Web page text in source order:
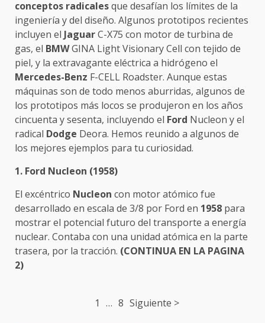
conceptos radicalesque desafían los límites de la
ingeniería y del diseño. Algunos prototipos recientes
incluyen el JaguarC-X75 con motor de turbina de
gas, el BMWGINA Light Visionary Cell con tejido de
piel, y la extravagante eléctrica a hidrógeno el
Mercedes-Benz F-CELL Roadster. Aunque estas
máquinas son de todo menos aburridas, algunos de
los prototipos más locos se produjeron en los años
cincuenta y sesenta, incluyendo el Ford Nucleon y el
radical Dodge Deora. Hemos reunido a algunos de
los mejores ejemplos para tu curiosidad.
1. Ford Nucleon (1958)
El excéntrico Nucleon con motor atómico fue
desarrollado en escala de 3/8 por Ford en 1958 para
mostrar el potencial futuro del transporte a energía
nuclear. Contaba con una unidad atómica en la parte
trasera, por la tracción. (CONTINUA EN LA PAGINA
2)
1 … 8 Siguiente >